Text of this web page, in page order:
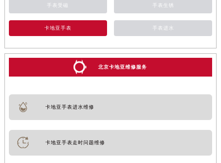
手表受磁 手表生锈
卡地亚手表 手表进水
北京卡地亚维修服务
卡地亚手表进水维修
卡地亚手表走时问题维修